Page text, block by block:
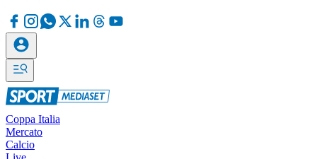
Coppa Italia
Mercato
Calcio